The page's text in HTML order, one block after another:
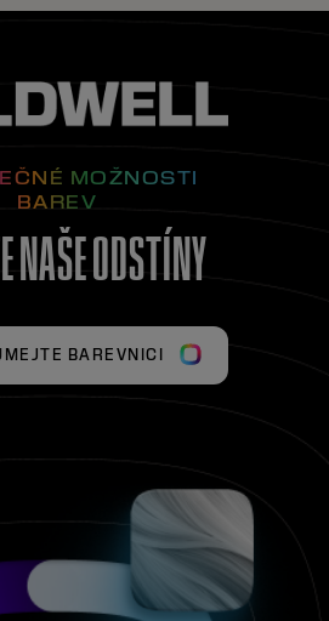
MOŽNOSTI
BAREV
NAŠE ODSTÍNY
BAREVNICI